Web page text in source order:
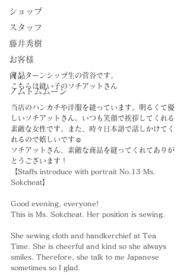
ショップ
スタッフ
藤井秀樹
お客様
商品
ノムトムムーン
インターンシップ生の菅谷です。
こちらは縫い子のソチアットさん
当店のハンカチや洋服を縫っています。明るくて優
しいソチアットさん。いつも笑顔で挨拶してくれる
素敵な女性です。また、時々日本語で話しかけてく
れるので嬉しいです☺️
ソチアットさん、素敵な商品を縫ってくれてありが
とうございます！
【Staffs introduce with portrait No.13 Ms.
Sokcheat】
Good evening, everyone!
This is Ms. Sokcheat. Her position is sewing.
She sewing cloth and handkerchief at Tea
Time. She is cheerful and kind so she always
smiles. Therefore, she talk to me Japanese
sometimes so I glad.